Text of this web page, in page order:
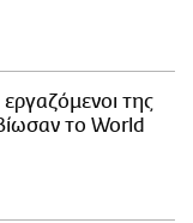
της
το World